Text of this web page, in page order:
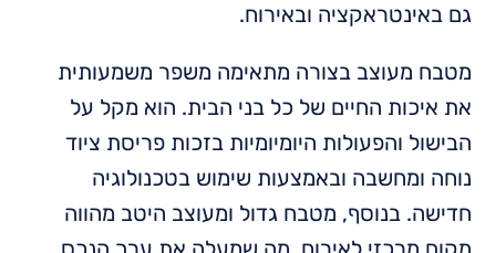
גם באינטראקציה ובאירוח.
מטבח מעוצב בצורה מתאימה משפר משמעותית
את איכות החיים של כל בני הבית. הוא מקל על
הבישול והפעולות היומיומיות בזכות פריסת ציוד
נוחה ומחשבה ובאמצעות שימוש בטכנולוגיה
חדישה. בנוסף, מטבח גדול ומעוצב היטב מהווה